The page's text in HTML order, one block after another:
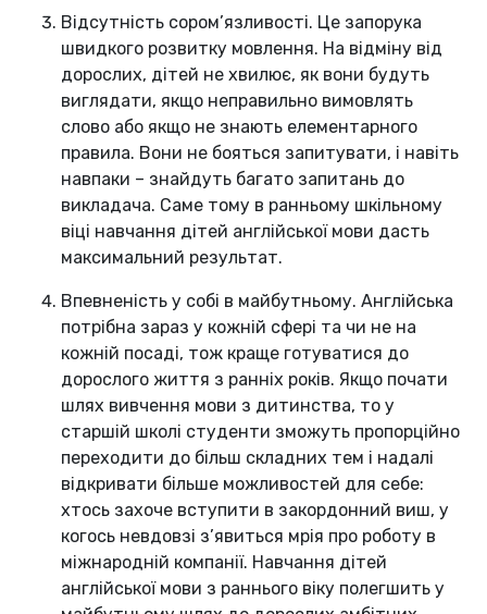
Відсутність сором’язливості. Це запорука
швидкого розвитку мовлення. На відміну від
дорослих, дітей не хвилює, як вони будуть
виглядати, якщо неправильно вимовлять
слово або якщо не знають елементарного
правила. Вони не бояться запитувати, і навіть
навпаки – знайдуть багато запитань до
викладача. Саме тому в ранньому шкільному
віці навчання дітей англійської мови дасть
максимальний результат.
Впевненість у собі в майбутньому. Англійська
потрібна зараз у кожній сфері та чи не на
кожній посаді, тож краще готуватися до
дорослого життя з ранніх років. Якщо почати
шлях вивчення мови з дитинства, то у
старшій школі студенти зможуть пропорційно
переходити до більш складних тем і надалі
відкривати більше можливостей для себе:
хтось захоче вступити в закордонний виш, у
когось невдовзі з’явиться мрія про роботу в
міжнародній компанії. Навчання дітей
англійської мови з раннього віку полегшить у